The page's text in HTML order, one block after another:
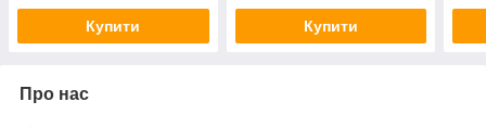
Купити Купити
Про нас